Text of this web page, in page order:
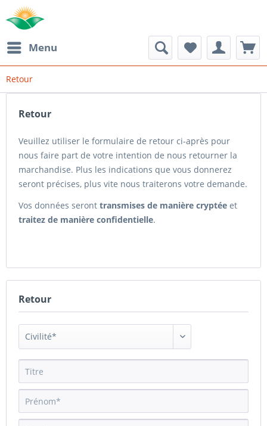
Menu
Retour
Retour
Veuillez utiliser le formulaire de retour ci-après pour
nous faire part de votre intention de nous retourner la
marchandise. Plus les indications que vous donnerez
seront précises, plus vite nous traiterons votre demande.
Vos données seront transmises de manière cryptée et
traitez de manière confidentielle.
Retour